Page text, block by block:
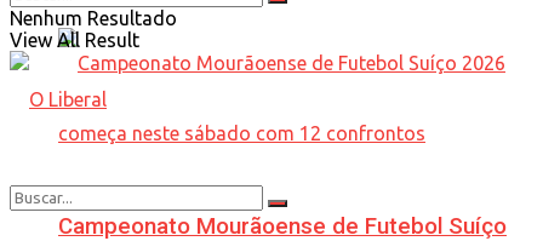
Campeonato Mourãoense de Futebol Suíço
Nenhum Resultado
View All Result